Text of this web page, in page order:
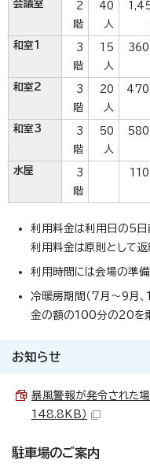
会議室
2
階
40
人
和室1
3
階
15
人
360
和室2
3
階
20
人
470
和室3
3
階
50
人
580
水屋
3
階
110
利用料金は利用日の5日
利用料金は原則として返
利用時間には会場の準備
冷暖房期間（7月～9月
金の額の100分の20を
お知らせ
暴風警報が発令された
148.8KB）
駐車場のご案内